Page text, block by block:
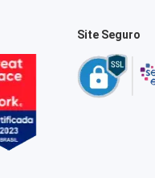
Site Seguro